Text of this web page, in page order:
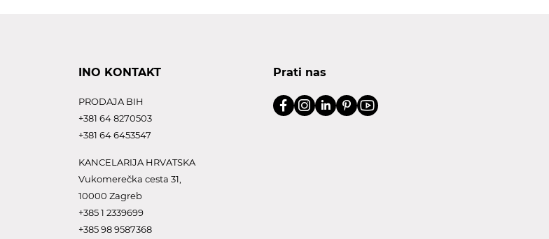
INO KONTAKT
PRODAJA BIH
+381 64 8270503
+381 64 6453547
KANCELARIJA HRVATSKA
Vukomerečka cesta 31,
10000 Zagreb
+385 1 2339699
+385 98 9587368
Prati nas